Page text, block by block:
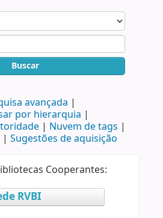
Buscar
avançada
por hierarquia
Nuvem de tags
Sugestões de aquisição
Cooperantes:
RVBI